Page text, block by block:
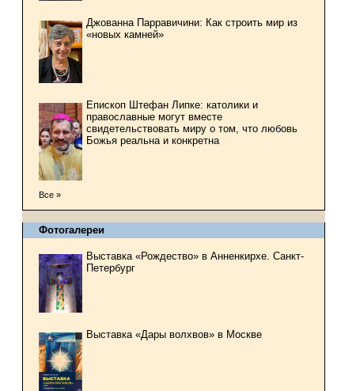
Джованна Парравичини: Как строить мир из
«новых камней»
Епископ Штефан Липке: католики и
православные могут вместе
свидетельствовать миру о том, что любовь
Божья реальна и конкретна
Все »
Фотогалереи
Выставка «Рождество» в Анненкирхе. Санкт-
Петербург
Выставка «Дары волхвов» в Москве